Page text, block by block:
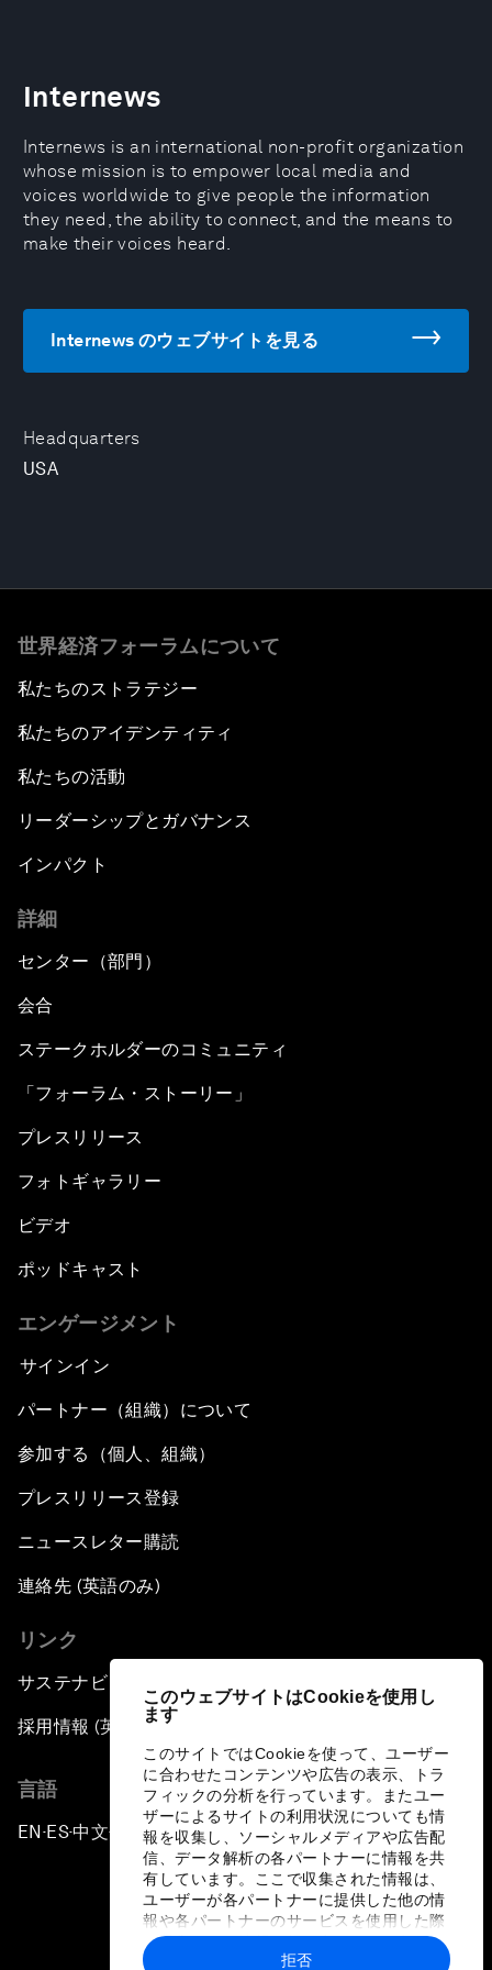
このウェブサイトはCookieを使用し
ます
このサイトではCookieを使って、ユーザー
に合わせたコンテンツや広告の表示、トラ
フィックの分析を行っています。またユー
ザーによるサイトの利用状況についても情
報を収集し、ソーシャルメディアや広告配
信、データ解析の各パートナーに情報を共
有しています。ここで収集された情報は、
ユーザーが各パートナーに提供した他の情
報や各パートナーのサービスを使用した際
に収集された情報と組み合わされ、各パー
トナーによって使用されることがありま
拒否
Headquarters
USA
Internews
Internews is an international non-profit organization
whose mission is to empower local media and
voices worldwide to give people the information
they need, the ability to connect, and the means to
make their voices heard.
Internews のウェブサイトを見る
世界経済フォーラムについて
私たちのストラテジー
私たちのアイデンティティ
私たちの活動
リーダーシップとガバナンス
インパクト
詳細
センター（部門）
会合
ステークホルダーのコミュニティ
「フォーラム・ストーリー」
プレスリリース
フォトギャラリー
ビデオ
ポッドキャスト
エンゲージメント
サインイン
パートナー（組織）について
参加する（個人、組織）
プレスリリース登録
ニュースレター購読
連絡先 (英語のみ)
リンク
サステナビリティへの取り組み
採用情報 (英語のみ)
言語
EN ▪ES▪中文▪ 日本語